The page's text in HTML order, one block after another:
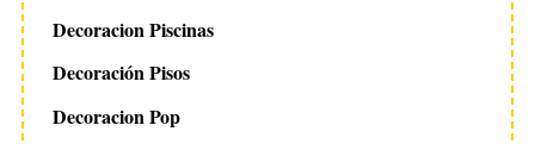
Decoracion Piscinas
Decoración Pisos
Decoracion Pop